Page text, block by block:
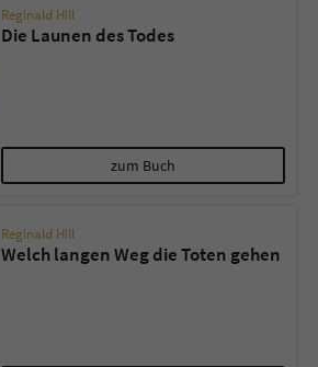
Reginald Hill
Die Launen des Todes
zum Buch
Reginald Hill
Welch langen Weg die Toten gehen